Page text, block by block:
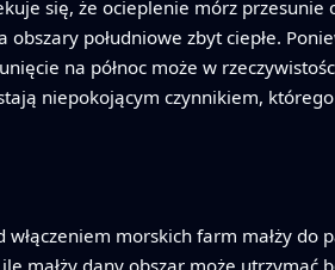
się, że ocieplenie mórz
południowe zbyt ciepłe.
na północ może w
niepokojącym czynnikiem,
morskich farm małży do
małży dany obszar może utrzymać